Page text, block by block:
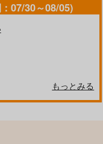
07/30～08/05)
もっとみる